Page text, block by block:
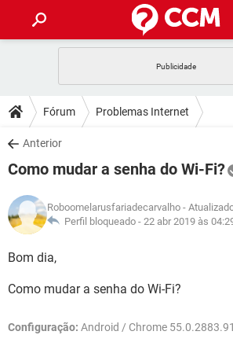
CELULAR FACEBOOK
OUTLOOK
INSTAGRAM GMAIL
GUIA DE COMPRAS
DICAS
JOGOS WHATSAPP
INSTAGRAM GMAIL
GUIA DE COMPRAS
DOWNLOADS
JOGOS
CELULAR
OUTLOOK EXCEL
INSTAGRAM
JOGOS
CELULAR
OUTLOOK
INSTAGRAM
GLOSSÁRIO
JOGOS
INSTAGRAM GMAIL
Fórum Problemas Internet
Anterior
Como mudar a senha do Wi-Fi?
Roboomelarusfariadecarvalho -
Perfil bloqueado - 22 abr 2019 às
Bom dia,
Como mudar a senha do Wi-Fi?
Configuração: Android / Chrome 55.0.2883.91